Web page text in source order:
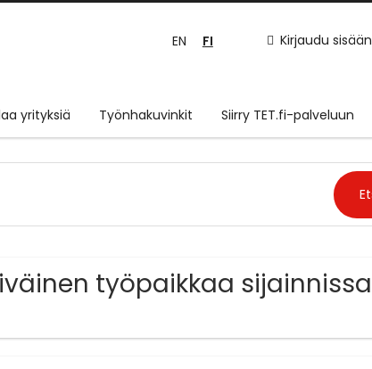
Kirjaudu sisään
EN FI
yrityksiä Työnhakuvinkit Siirry TET.fi-palveluun
työpaikkaa sijainnissa